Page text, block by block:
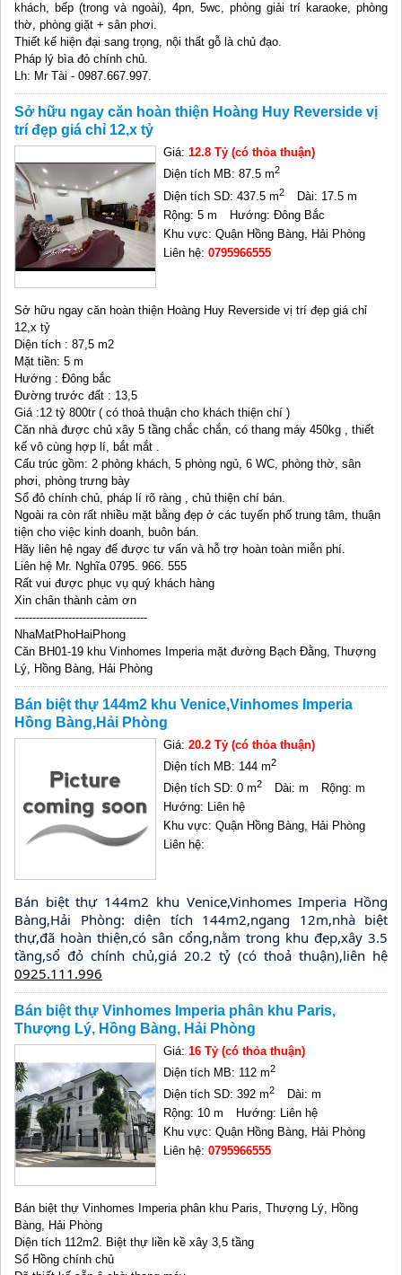
khách, bếp (trong và ngoài), 4pn, 5wc, phòng giải trí karaoke, phòng
thờ, phòng giặt + sân phơi.
Thiết kế hiện đại sang trọng, nội thất gỗ là chủ đạo.
Pháp lý bìa đỏ chính chủ.
Lh: Mr Tài - 0987.667.997.
Sở hữu ngay căn hoàn thiện Hoàng Huy Reverside vị
trí đẹp giá chỉ 12,x tỷ
Giá:12.8 Tỷ (có thỏa thuận)
Diện tích MB: 87.5 m2
Diện tích SD: 437.5 m2
Dài: 17.5 m
Rộng: 5 m
Hướng: Đông Bắc
Khu vực: Quận Hồng Bàng, Hải Phòng
Liên hệ:0795966555
Sở hữu ngay căn hoàn thiện Hoàng Huy Reverside vị trí đẹp giá chỉ
12,x tỷ
Diện tích : 87,5 m2
Mặt tiền: 5 m
Hướng : Đông bắc
Đường trước đất : 13,5
Giá :12 tỷ 800tr ( có thoả thuận cho khách thiện chí )
Căn nhà được chủ xây 5 tầng chắc chắn, có thang máy 450kg , thiết
kế vô cùng hợp lí, bắt mắt .
Cấu trúc gồm: 2 phòng khách, 5 phòng ngủ, 6 WC, phòng thờ, sân
phơi, phòng trưng bày
Sổ đỏ chính chủ, pháp lí rõ ràng , chủ thiện chí bán.
Ngoài ra còn rất nhiều mặt bằng đẹp ở các tuyến phố trung tâm, thuận
tiện cho việc kinh doanh, buôn bán.
Hãy liên hệ ngay để được tư vấn và hỗ trợ hoàn toàn miễn phí.
Liên hệ Mr. Nghĩa 0795. 966. 555
Rất vui được phục vụ quý khách hàng
Xin chân thành cảm ơn
-------------------------------------
NhaMatPhoHaiPhong
Căn BH01-19 khu Vinhomes Imperia mặt đường Bạch Đằng, Thượng
Lý, Hồng Bàng, Hải Phòng
Bán biệt thự 144m2 khu Venice,Vinhomes Imperia
Hồng Bàng,Hải Phòng
Giá:20.2 Tỷ (có thỏa thuận)
Diện tích MB: 144 m2
Diện tích SD: 0 m2 Dài: m
Rộng: m
Hướng: Liên hệ
Khu vực: Quận Hồng Bàng, Hải Phòng
Liên hệ:
Bán biệt thự 144m2 khu Venice,Vinhomes Imperia Hồng
Bàng,Hải Phòng: diện tích 144m2,ngang 12m,nhà biệt
thự,đã hoàn thiện,có sân cổng,nằm trong khu đẹp,xây 3.5
0925.111.996
Bán biệt thự Vinhomes Imperia phân khu Paris,
Thượng Lý, Hồng Bàng, Hải Phòng
Giá:16 Tỷ (có thỏa thuận)
Diện tích MB: 112 m2
Diện tích SD: 392 m2
Dài: m
Rộng: 10 m
Hướng: Liên hệ
Khu vực: Quận Hồng Bàng, Hải Phòng
Liên hệ:0795966555
Bán biệt thự Vinhomes Imperia phân khu Paris, Thượng Lý, Hồng
Bàng, Hải Phòng
Diện tích 112m2. Biệt thự liền kề xây 3,5 tầng
Sổ Hồng chính chủ